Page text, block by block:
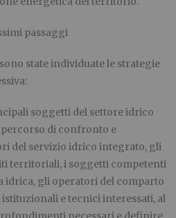
passaggi
state individuate le strategie
soggetti del settore idrico
di confronto e
del servizio idrico integrato, gli
territoriali, i soggetti competenti
idrica, gli operatori del comparto
e tecnici interessati, al